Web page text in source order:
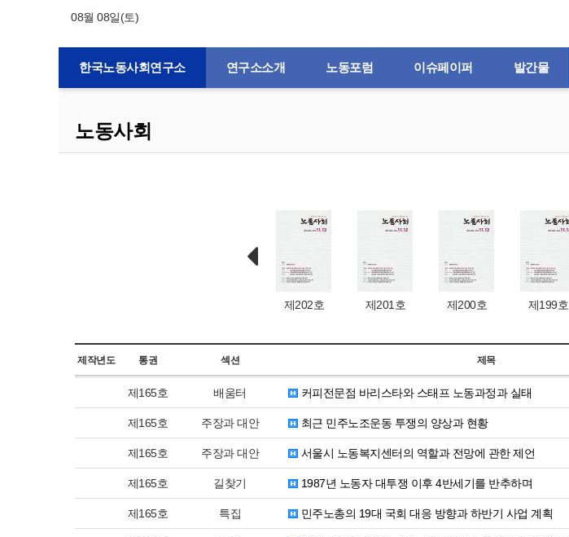
08월 08일(토)
한국노동사회연구소 연구소소개 노동포럼 이슈페이퍼 발간물
노동사회
제202호 제201호 제200호 제199호
제작년도 통권 섹션 제목
제165호 배움터 커피전문점 바리스타와 스태프 노동과정과 실태
제165호 주장과 대안 최근 민주노조운동 투쟁의 양상과 현황
제165호 주장과 대안 서울시 노동복지센터의 역할과 전망에 관한 제언
제165호 길찾기 1987년 노동자 대투쟁 이후 4반세기를 반추하며
제165호 특집 민주노총의 19대 국회 대응 방향과 하반기 사업 계획